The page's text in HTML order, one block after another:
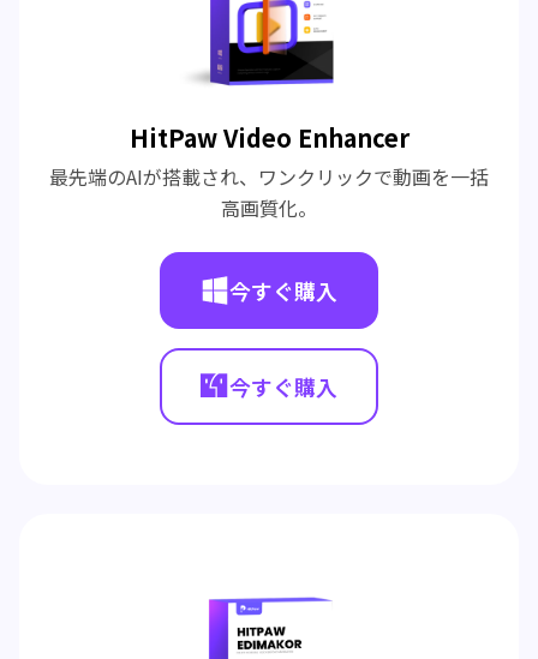
HitPaw Video Enhancer
最先端のAIが搭載され、ワンクリックで動画を一括
高画質化。
今すぐ購入
今すぐ購入